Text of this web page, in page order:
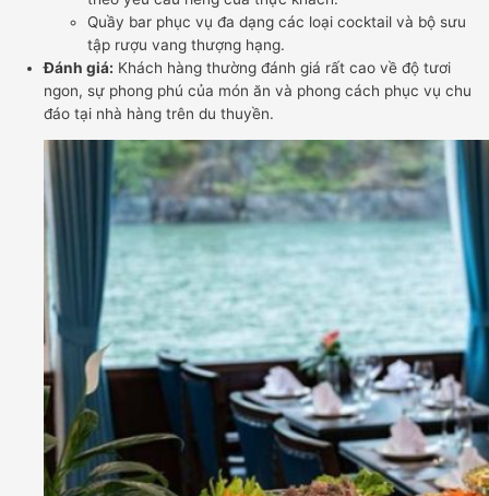
Quầy bar phục vụ đa dạng các loại cocktail và bộ sưu
tập rượu vang thượng hạng.
Đánh giá: Khách hàng thường đánh giá rất cao về độ tươi
ngon, sự phong phú của món ăn và phong cách phục vụ chu
đáo tại nhà hàng trên du thuyền.